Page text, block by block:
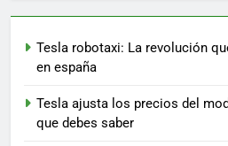
Tesla robotaxi: La revolución
en españa
Tesla ajusta los precios del
que debes saber